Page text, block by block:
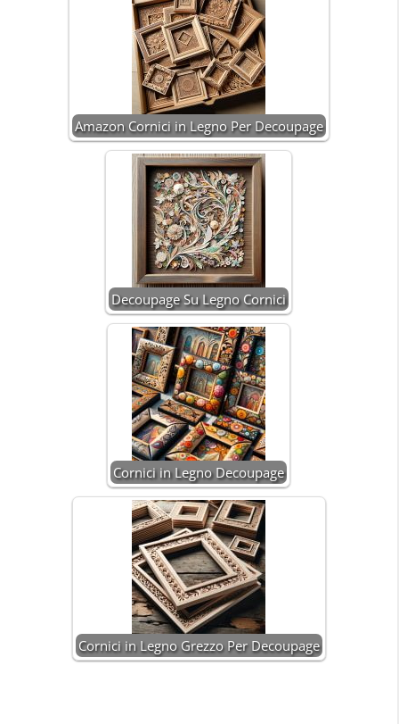
Amazon Cornici in Legno Per Decoupage
Decoupage Su Legno Cornici
Cornici in Legno Decoupage
Cornici in Legno Grezzo Per Decoupage